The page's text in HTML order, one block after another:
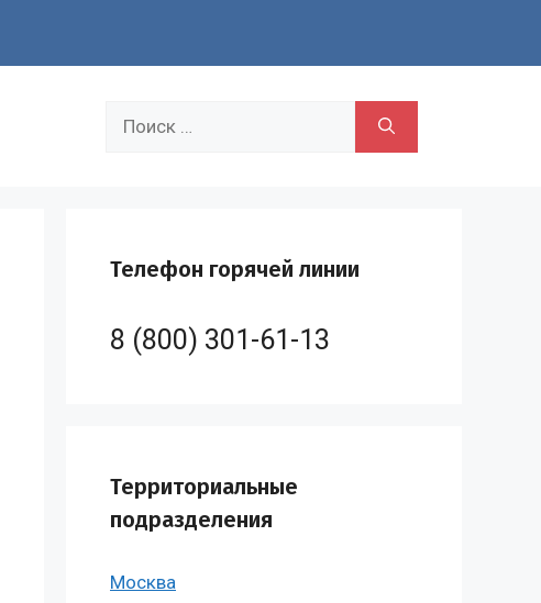
Телефон горячей линии
8 (800) 301-61-13
Территориальные
подразделения
Москва